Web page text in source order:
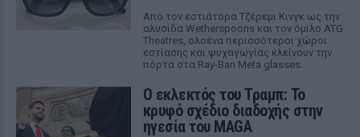
Από τον εστιάτορα Τζέρεμι Κινγκ ως την
αλυσίδα Wetherspoons και τον όμιλο ATG
Theatres, ολοένα περισσότεροι χώροι
εστίασης και ψυχαγωγίας κλείνουν την
πόρτα στα Ray-Ban Meta glasses.
Ο εκλεκτός του Τραμπ: Το
κρυφό σχέδιο διαδοχής στην
ηγεσία του MAGA